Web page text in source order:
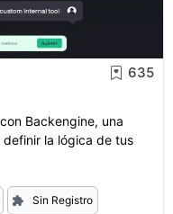
635
Backengine, una
la lógica de tus
Sin Registro